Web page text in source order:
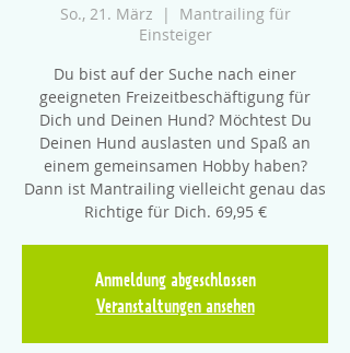
So., 21. März
  |
Mantrailing für
Einsteiger
Du bist auf der Suche nach einer
geeigneten Freizeitbeschäftigung für
Dich und Deinen Hund? Möchtest Du
Deinen Hund auslasten und Spaß an
einem gemeinsamen Hobby haben?
Dann ist Mantrailing vielleicht genau das
Richtige für Dich. 69,95 €
Anmeldung abgeschlossen
Veranstaltungen ansehen